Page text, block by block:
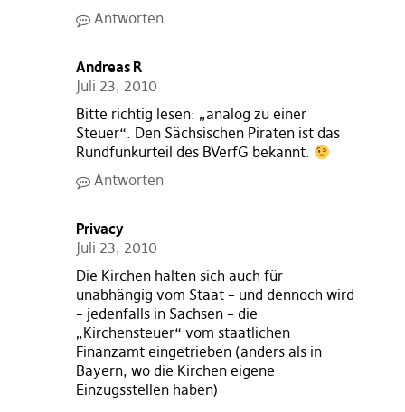
Antworten
Andreas R
Juli 23, 2010
Bitte richtig lesen: „analog zu einer
Steuer“. Den Sächsischen Piraten ist das
Rundfunkurteil des BVerfG bekannt.
Antworten
Privacy
Juli 23, 2010
Die Kirchen halten sich auch für
unabhängig vom Staat – und dennoch wird
– jedenfalls in Sachsen – die
„Kirchensteuer“ vom staatlichen
Finanzamt eingetrieben (anders als in
Bayern, wo die Kirchen eigene
Einzugsstellen haben)